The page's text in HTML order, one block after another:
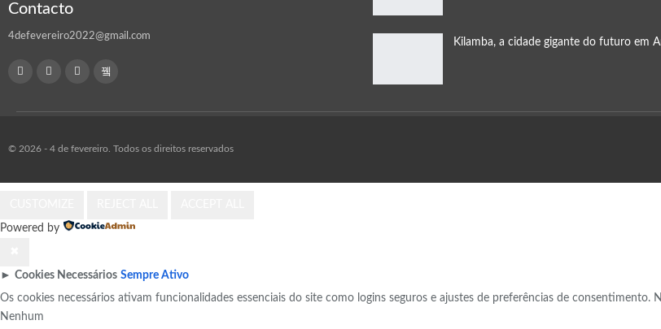
Contacto
4defevereiro2022@gmail.com Kilamba, a cidade gigante do futuro em
© 2026 - 4 de fevereiro. Todos os direitos reservados
Powered by
► Cookies Necessários Sempre Ativo
Os cookies necessários ativam funcionalidades essenciais do site como logins seguros e ajustes de preferências de consentimento.
Nenhum